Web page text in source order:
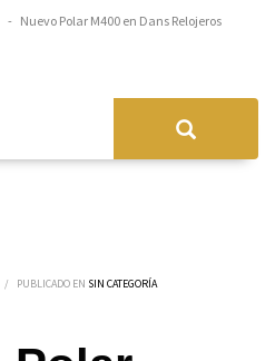
Nuevo Polar M400 en Dans Relojeros
/ PUBLICADO EN SIN CATEGORÍA